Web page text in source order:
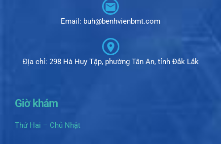
Email: buh@benhvienbmt.com
Địa chỉ: 298 Hà Huy Tập, phường Tân An, tỉnh Đắk Lắk
Giờ khám
Thứ Hai – Chủ Nhật